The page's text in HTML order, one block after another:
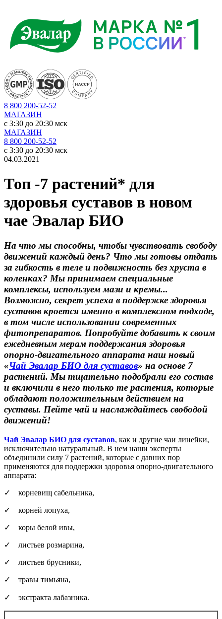
8 800 200-52-52
МАГАЗИН
c 3:30 до 20:30 мск
МАГАЗИН
8 800 200-52-52
c 3:30 до 20:30 мск
04.03.2021
Топ -7 растений* для
здоровья суставов в новом
чае Эвалар БИО
На что мы способны, чтобы чувствовать свободу
движений каждый день? Что мы готовы отдать
за гибкость в теле и подвижность без хруста в
коленках? Мы принимаем специальные
комплексы, используем мази и кремы...
Возможно, секрет успеха в поддержке здоровья
суставов кроется именно в комплексном подходе,
в том числе использовании современных
фитопрепаратов. Попробуйте добавить к своим
ежедневным мерам поддержания здоровья
опорно-двигательного аппарата наш новый
«Чай Эвалар БИО для суставов» на основе 7
растений. Мы тщательно подобрали его состав
и включили в него только те растения, которые
обладают положительным действием на
суставы. Пейте чай и наслаждайтесь свободой
движений!
Чай Эвалар БИО для суставов, как и другие чаи линейки,
исключительно натуральный. В нем наши эксперты
объединили силу 7 растений, которые с давних пор
применяются для поддержки здоровья опорно-двигательного
аппарата:
✓ корневищ сабельника,
✓ корней лопуха,
✓ коры белой ивы,
✓ листьев розмарина,
✓ листьев брусники,
✓ травы тимьяна,
✓ экстракта лабазника.